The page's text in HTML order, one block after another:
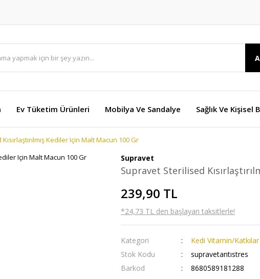
Ev Tüketim Ürünleri Mobilya Ve Sandalye Sağlık Ve Kişisel
Kediler Için Malt Macun 100 Gr
Supravet
Supravet Sterilised
239,90 TL
*24,73 TL den başlayan taksitlerle!
Kategori
Kedi Vitamin/Katkılar
Stok Kodu
supravetantıstres
Barkod
8680589181288